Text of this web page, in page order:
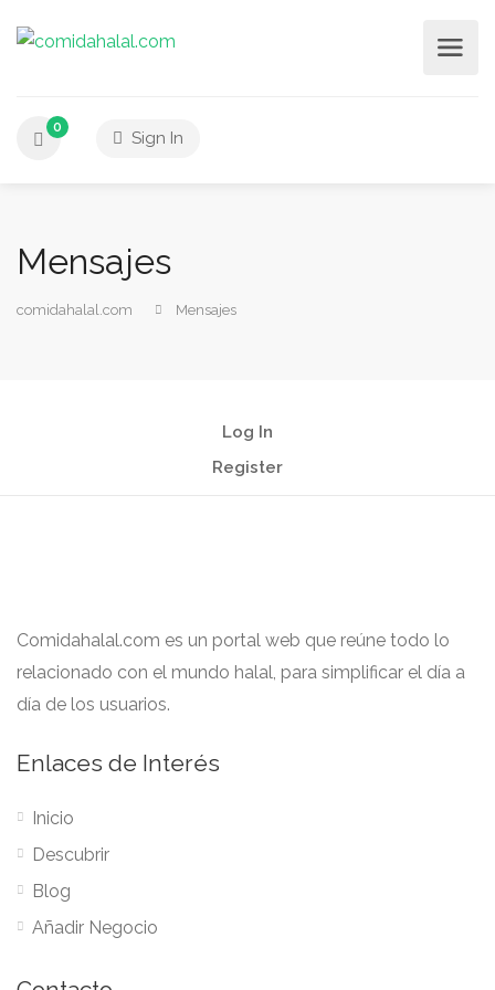
0
Sign In
Mensajes
comidahalal.com Mensajes
Log In
Register
Comidahalal.com es un portal web que reúne todo lo
relacionado con el mundo halal, para simplificar el día a
día de los usuarios.
Enlaces de Interés
Inicio
Descubrir
Blog
Añadir Negocio